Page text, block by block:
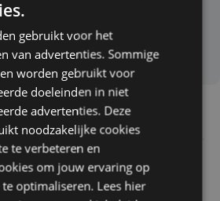
gebruikt voor het
van advertenties. Sommige
worden gebruikt voor
doeleinden in niet
advertenties. Deze
noodzakelijke cookies
te verbeteren en
om jouw ervaring op
optimaliseren. Lees hier